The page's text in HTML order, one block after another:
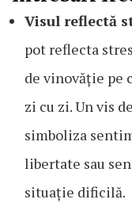
Visul reflectă
pot reflecta
de vinovăție pe
zi cu zi. Un vis
simboliza
libertate sau
situație dificilă.